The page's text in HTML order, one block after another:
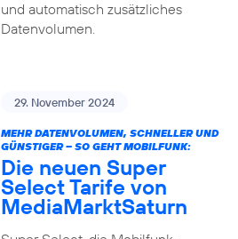
und automatisch zusätzliches
Datenvolumen.
29. November 2024
MEHR DATENVOLUMEN, SCHNELLER UND
GÜNSTIGER – SO GEHT MOBILFUNK:
Die neuen Super
Select Tarife von
MediaMarktSaturn